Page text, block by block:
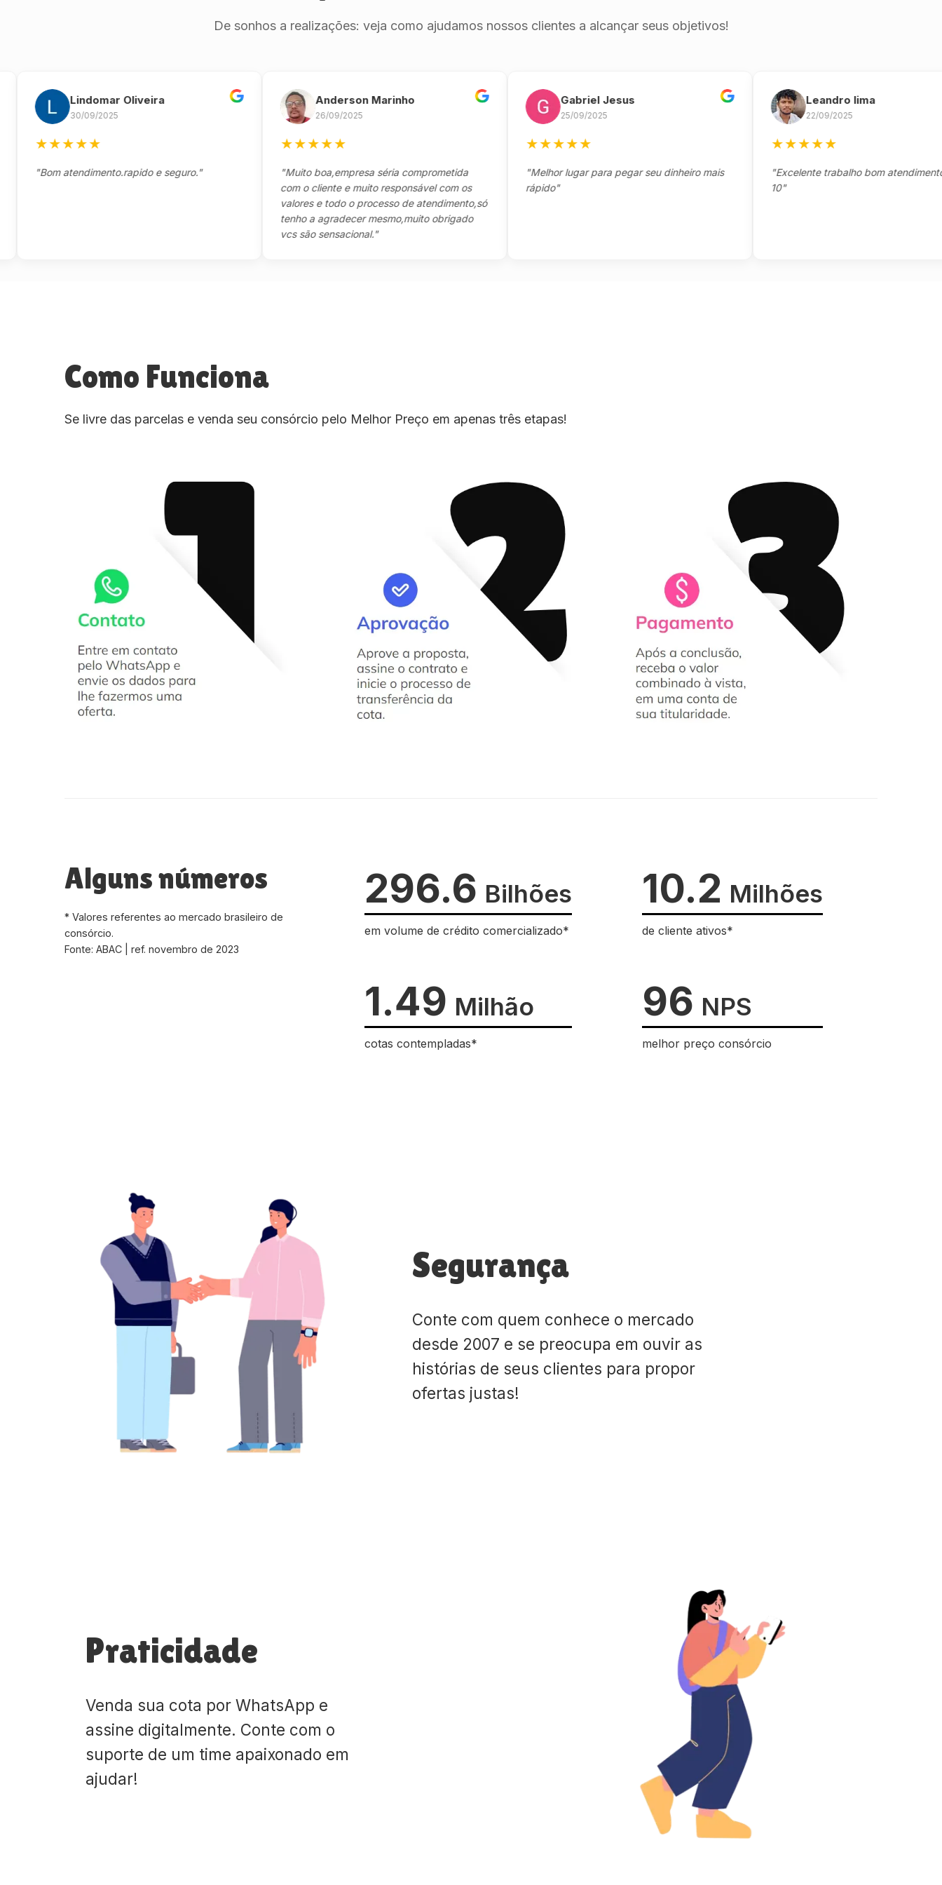
De sonhos a realizações: veja como ajudamos nossos clientes a alcançar seus objetivos!
Lindomar Oliveira
30/09/2025
★★★
"Bom atendimento.rapido e seguro."
Anderson Marinho
26/09/2025
★★★
"Muito boa,empresa séria comprometida
com o cliente e muito responsável com os
valores e todo o processo de atendimento,só
tenho a agradecer mesmo,muito obrigado
vcs são sensacional."
Gabriel Jesus
25/09/2025
★★★
"Melhor lugar para pegar seu dinheiro mais
rápido"
Leandro lima
22/09/2025
★★★
"Excelente trabalho bom atendimento nota
Como Funciona
Se livre das parcelas e venda seu consórcio pelo Melhor Preço em apenas três etapas!
Alguns números
* Valores referentes ao mercado brasileiro de
consórcio.
Fonte: ABAC | ref. novembro de 2023
296.6 Bilhões
em volume de crédito comercializado*
10.2 Milhões
de cliente ativos*
1.49 Milhão
cotas contempladas*
96 NPS
melhor preço consórcio
Segurança
Conte com quem conhece o mercado
desde 2007 e se preocupa em ouvir as
histórias de seus clientes para propor
ofertas justas!
Praticidade
Venda sua cota por WhatsApp e
assine digitalmente. Conte com o
suporte de um time apaixonado em
ajudar!